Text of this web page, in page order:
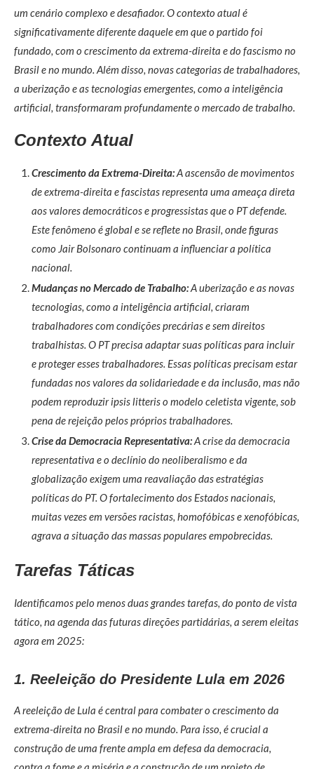
um cenário complexo e desafiador. O contexto atual é
significativamente diferente daquele em que o partido foi
fundado, com o crescimento da extrema-direita e do fascismo no
Brasil e no mundo. Além disso, novas categorias de trabalhadores,
a uberização e as tecnologias emergentes, como a inteligência
artificial, transformaram profundamente o mercado de trabalho.
Contexto Atual
Crescimento da Extrema-Direita:A ascensão de movimentos
de extrema-direita e fascistas representa uma ameaça direta
aos valores democráticos e progressistas que o PT defende.
Este fenômeno é global e se reflete no Brasil, onde figuras
como Jair Bolsonaro continuam a influenciar a política
nacional.
Mudanças no Mercado de Trabalho:A uberização e as novas
tecnologias, como a inteligência artificial, criaram
trabalhadores com condições precárias e sem direitos
trabalhistas. O PT precisa adaptar suas políticas para incluir
e proteger esses trabalhadores. Essas políticas precisam estar
fundadas nos valores da solidariedade e da inclusão, mas não
podem reproduzir ipsis litteris o modelo celetista vigente, sob
pena de rejeição pelos próprios trabalhadores.
Crise da Democracia Representativa:A crise da democracia
representativa e o declínio do neoliberalismo e da
globalização exigem uma reavaliação das estratégias
políticas do PT. O fortalecimento dos Estados nacionais,
muitas vezes em versões racistas, homofóbicas e xenofóbicas,
agrava a situação das massas populares empobrecidas.
Tarefas Táticas
Identificamos pelo menos duas grandes tarefas, do ponto de vista
tático, na agenda das futuras direções partidárias, a serem eleitas
agora em 2025:
1. Reeleição do Presidente Lula em 2026
A reeleição de Lula é central para combater o crescimento da
extrema-direita no Brasil e no mundo. Para isso, é crucial a
construção de uma frente ampla em defesa da democracia,